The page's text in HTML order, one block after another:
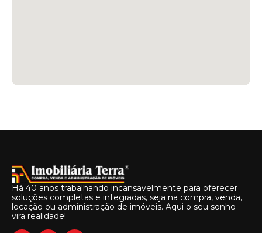
Há 40 anos trabalhando incansavelmente para oferecer
soluções completas e integradas, seja na compra, venda,
locação ou administração de imóveis. Aqui o seu sonho
vira realidade!